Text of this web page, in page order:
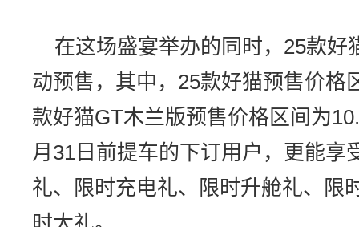
在这场盛宴举办的同时，25款
动预售，其中，25款好猫预售价格
款好猫GT木兰版预售价格区间为
月31日前提车的下订用户，更能享
礼、限时充电礼、限时升舱礼、限